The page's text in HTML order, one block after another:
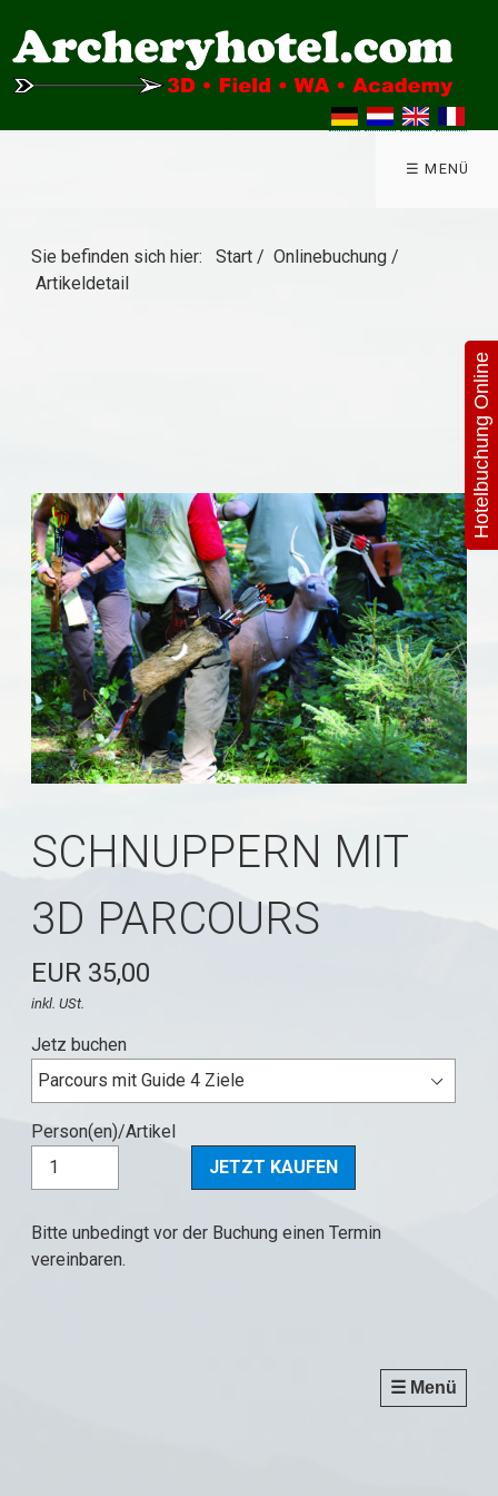
☰ MENÜ
Sie befinden sich hier: Start / Onlinebuchung /
Artikeldetail
Hotelbuchung Online
SCHNUPPERN MIT
3D PARCOURS
EUR 35,00
inkl. USt.
Jetz buchen
Person(en)/Artikel
Bitte unbedingt vor der Buchung einen Termin
vereinbaren.
☰ Menü